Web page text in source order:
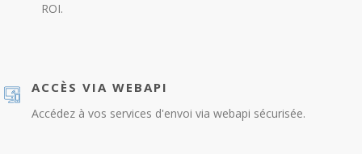
ROI.
ACCÈS VIA WEBAPI
Accédez à vos services d'envoi via webapi sécurisée.